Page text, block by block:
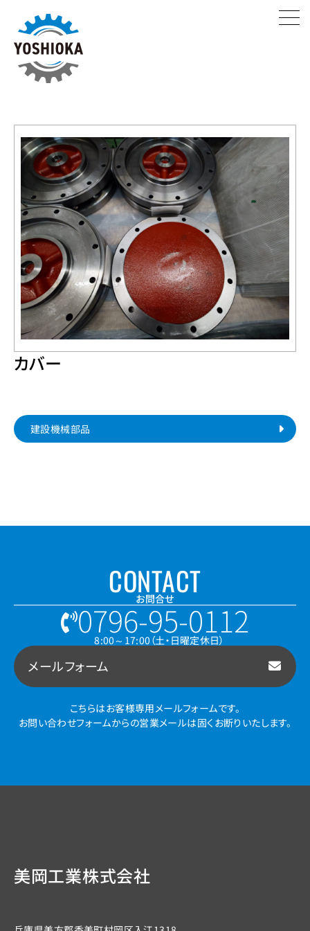
当社の強み
採用情報
会社案内
サステナビリティ
フォトギャラリー
お問合せ
0796-95-0112
カバー
建設機械部品
お問合せ
CONTACT
0796-95-0112
8:00～17:00（土・日曜定休日）
メールフォーム
こちらはお客様専用メールフォームです。
お問い合わせフォームからの営業メールは固くお断りいたします。
美岡工業株式会社